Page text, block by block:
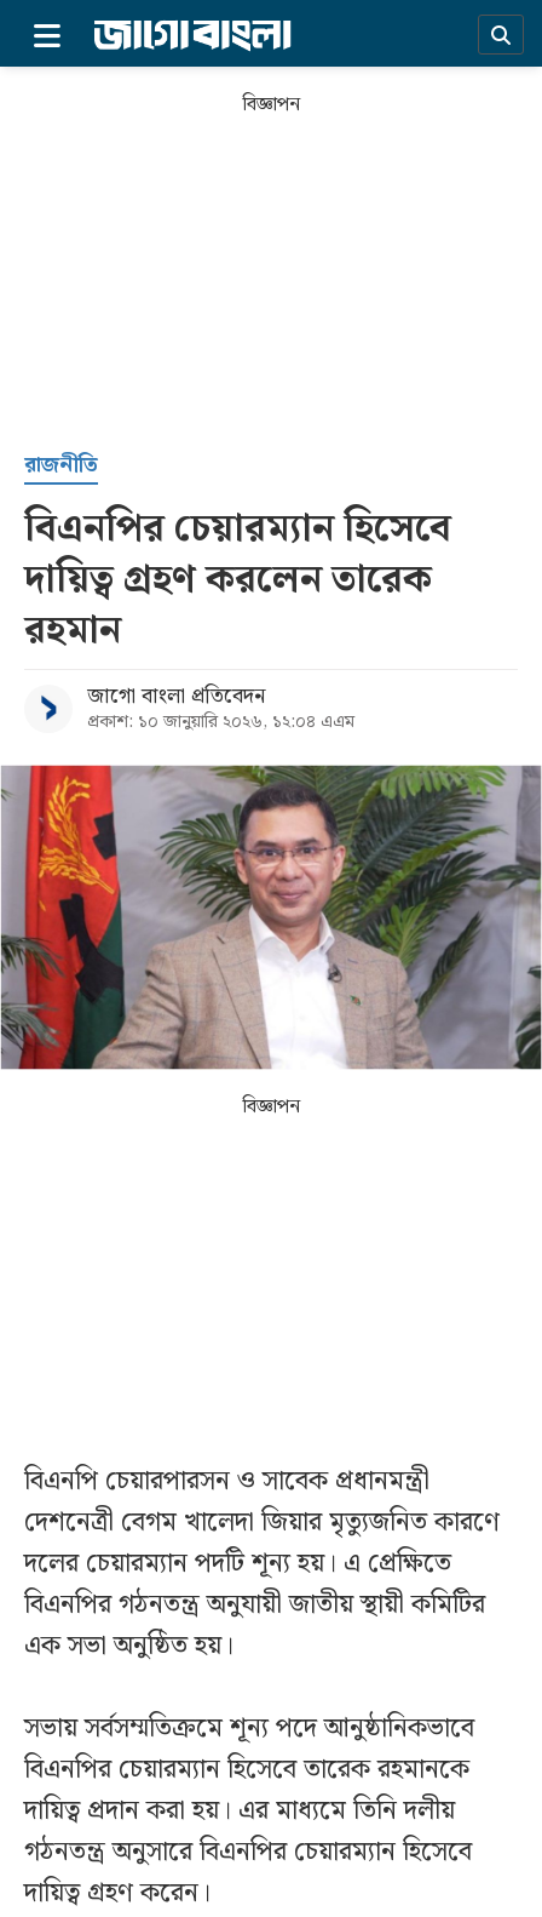
সর্বশেষ
সব
বিভাগ
আর্কাইভ
কনভার্টার
বিজ্ঞাপন
রাজনীতি
বিএনপির চেয়ারম্যান হিসেবে
দায়িত্ব গ্রহণ করলেন তারেক
রহমান
জাগো বাংলা প্রতিবেদন
প্রকাশ: ১০ জানুয়ারি ২০২৬, ১২:০৪ এএম
বিজ্ঞাপন
বিএনপি চেয়ারপারসন ও সাবেক প্রধানমন্ত্রী
দেশনেত্রী বেগম খালেদা জিয়ার মৃত্যুজনিত কারণে
দলের চেয়ারম্যান পদটি শূন্য হয়। এ প্রেক্ষিতে
বিএনপির গঠনতন্ত্র অনুযায়ী জাতীয় স্থায়ী কমিটির
এক সভা অনুষ্ঠিত হয়।
সভায় সর্বসম্মতিক্রমে শূন্য পদে আনুষ্ঠানিকভাবে
বিএনপির চেয়ারম্যান হিসেবে তারেক রহমানকে
দায়িত্ব প্রদান করা হয়। এর মাধ্যমে তিনি দলীয়
গঠনতন্ত্র অনুসারে বিএনপির চেয়ারম্যান হিসেবে
দায়িত্ব গ্রহণ করেন।